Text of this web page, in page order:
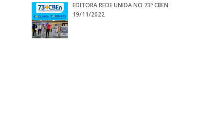
EDITORA REDE UNIDA NO 73º CBEN
19/11/2022